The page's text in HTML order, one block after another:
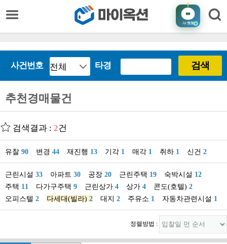
AI챗봇
사건번호 타경 검색
추천경매물건
검색결과 : 2건
유찰 90 변경 44 재진행 13 기각 1 매각 1 취하 1 신건 2
근린시설 33 아파트 30 공장 20 근린주택 19 숙박시설 12
주택 11 다가구주택 9 근린상가 4 상가 4 콘도(호텔) 2
오피스텔 2 다세대(빌라) 2 대지 2 주유소 1 자동차관련시설 1
정렬방법 :